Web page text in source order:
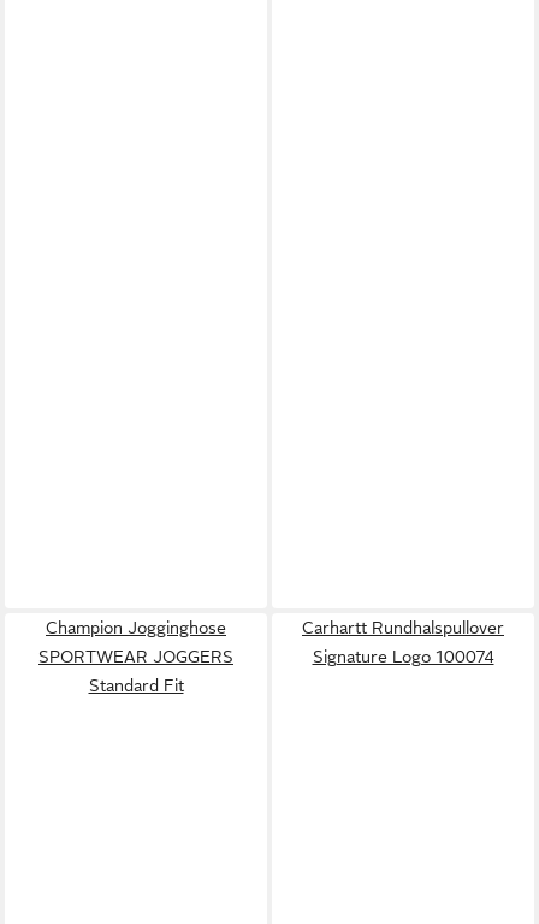
Champion Jogginghose
SPORTWEAR JOGGERS
Standard Fit
Carhartt Rundhalspullover
Signature Logo 100074